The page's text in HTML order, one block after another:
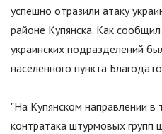
успешно отразили атаку
районе Купянска. Как
украинских подразделений
населенного пункта
"На Купянском направлении в
контратака штурмовых